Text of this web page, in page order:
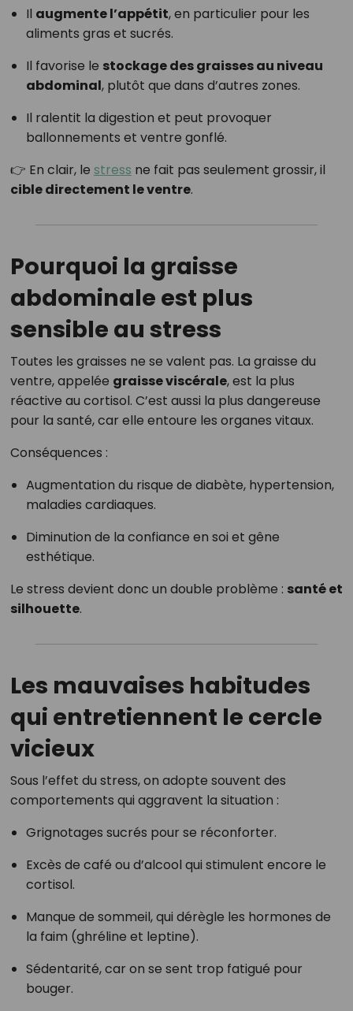
Il augmente l’appétit, en particulier pour les
aliments gras et sucrés.
Il favorise le stockage des graisses au niveau
abdominal, plutôt que dans d’autres zones.
Il ralentit la digestion et peut provoquer
ballonnements et ventre gonflé.
👉 En clair, le stress ne fait pas seulement grossir, il
cible directement le ventre.
Pourquoi la graisse
abdominale est plus
sensible au stress
Toutes les graisses ne se valent pas. La graisse du
ventre, appelée graisse viscérale, est la plus
réactive au cortisol. C’est aussi la plus dangereuse
pour la santé, car elle entoure les organes vitaux.
Conséquences :
Augmentation du risque de diabète, hypertension,
maladies cardiaques.
Diminution de la confiance en soi et gêne
esthétique.
Le stress devient donc un double problème : santé et
silhouette.
Les mauvaises habitudes
qui entretiennent le cercle
vicieux
Sous l’effet du stress, on adopte souvent des
comportements qui aggravent la situation :
Grignotages sucrés pour se réconforter.
Excès de café ou d’alcool qui stimulent encore le
cortisol.
Manque de sommeil, qui dérègle les hormones de
la faim (ghréline et leptine).
Sédentarité, car on se sent trop fatigué pour
bouger.